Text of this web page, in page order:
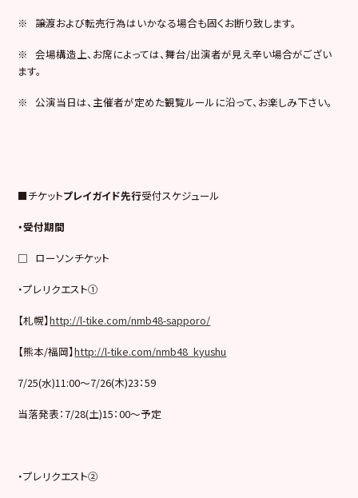
※ 譲渡および転売行為はいかなる場合も固くお断り致します。
※ 会場構造上、お席によっては、舞台/出演者が見え辛い場合がござい
ます。
※ 公演当日は、主催者が定めた観覧ルールに沿って、お楽しみ下さい。
■チケットプレイガイド先行受付スケジュール
・受付期間
□ ローソンチケット
・プレリクエスト①
【札幌】http://l-tike.com/nmb48-sapporo/
【熊本/福岡】http://l-tike.com/nmb48_kyushu
7/25(水)11:00～7/26(木)23：59
当落発表：7/28(土)15：00〜予定
・プレリクエスト②